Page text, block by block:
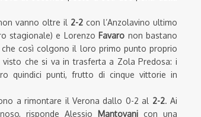
vanno oltre il 2-2 con l’Anzolavino ultimo
stagionale) e Lorenzo Favaro non bastano
così colgono il loro primo punto proprio
che si va in trasferta a Zola Predosa: i
quindici punti, frutto di cinque vittorie in
a rimontare il Verona dallo 0-2 al 2-2. Ai
risponde Alessio Mantovani con una